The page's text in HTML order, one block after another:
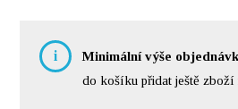
i Minimální výše
do košíku přidat ještě